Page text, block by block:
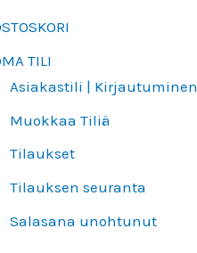
TILI
Asiakastili | Kirjautuminen
Muokkaa Tiliä
Tilaukset
Tilauksen seuranta
Salasana unohtunut